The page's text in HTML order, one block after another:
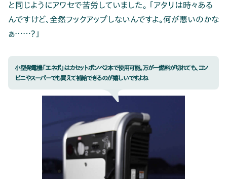
と同じようにアワセで苦労していました。 「アタリは時々ある
んですけど、全然フックアップしないんですよ。何が悪いのかな
ぁ……？」
小型発電機「エネポ」はカセットボンベ2本で使用可能。万が一燃料が切れても、コン
ビニやスーパーでも買えて補給できるのが嬉しいですよね